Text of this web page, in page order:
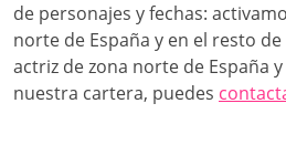
de personajes y fechas:
norte de España y en el resto
actriz de zona norte de España
nuestra cartera, puedes